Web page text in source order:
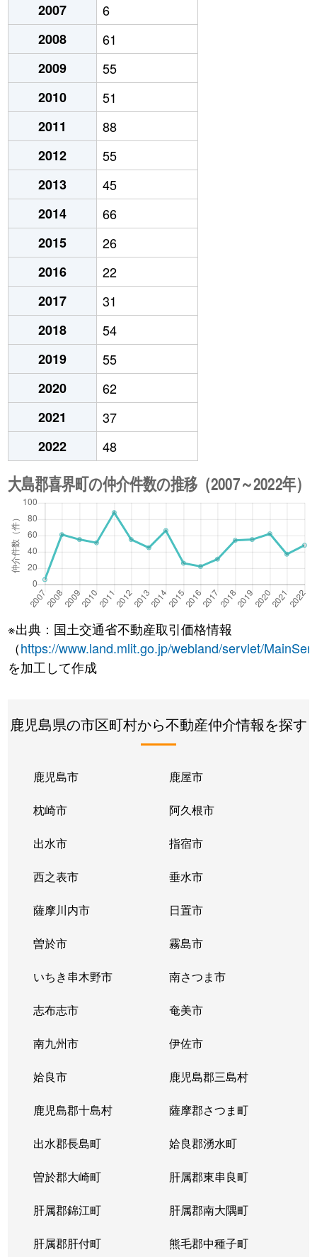
2007
6
2008
61
2009
55
2010
51
2011
88
2012
55
2013
45
2014
66
2015
26
2016
22
2017
31
2018
54
2019
55
2020
62
2021
37
2022
48
※出典：国土交通省不動産取引価格情報
（https://www.land.mlit.go.jp/webland/servlet/
を加工して作成
鹿児島県の市区町村から不動産仲介情報を探す
鹿児島市 鹿屋市
枕崎市 阿久根市
出水市 指宿市
西之表市 垂水市
薩摩川内市 日置市
曽於市 霧島市
いちき串木野市 南さつま市
志布志市 奄美市
南九州市 伊佐市
姶良市 鹿児島郡三島村
鹿児島郡十島村 薩摩郡さつま町
出水郡長島町 姶良郡湧水町
曽於郡大崎町 肝属郡東串良町
肝属郡錦江町 肝属郡南大隅町
肝属郡肝付町 熊毛郡中種子町